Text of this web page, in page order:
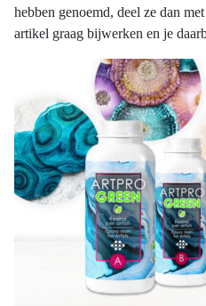
hebben genoemd, deel ze dan
artikel graag bijwerken en je